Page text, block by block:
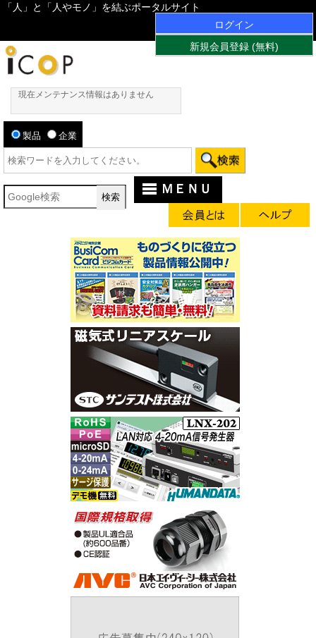
「人」と「人やモノ」を結ぶポータルサイト
ログイン
新規会員登録 (無料)
現在メンテナンス情報はありません
製品 企業
ＭＥＮＵ